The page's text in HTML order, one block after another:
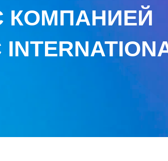
КОМПАНИЕЙ